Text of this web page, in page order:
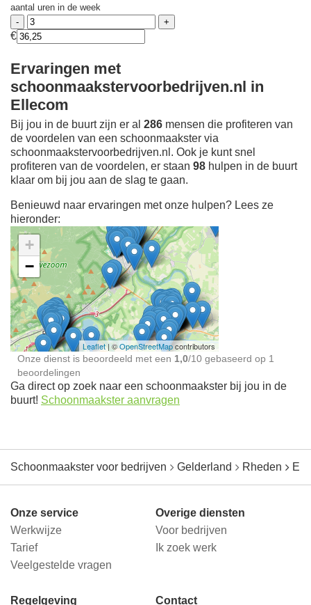
aantal uren in de week
€
Ervaringen met
schoonmaakstervoorbedrijven.nl in
Ellecom
Bij jou in de buurt zijn er al 286 mensen die profiteren van
de voordelen van een schoonmaakster via
schoonmaakstervoorbedrijven.nl. Ook je kunt snel
profiteren van de voordelen, er staan 98 hulpen in de buurt
klaar om bij jou aan de slag te gaan.
Benieuwd naar ervaringen met onze hulpen? Lees ze
hieronder:
Ontdek meer ervaringen
Schoonmaakster bij
jou in de buurt
+
−
Leaflet| ©OpenStreetMapcontributors
Onze dienst is beoordeeld met een 1,0/10 gebaseerd op 1
beoordelingen
Ga direct op zoek naar een schoonmaakster bij jou in de
buurt! Schoonmaakster aanvragen
Schoonmaakster voor bedrijven Gelderland Rheden
Onze service
Werkwijze
Tarief
Veelgestelde vragen
Overige diensten
Voor bedrijven
Ik zoek werk
Regelgeving Contact